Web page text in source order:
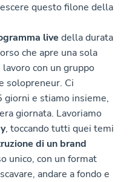
questo filone della
live della durata
che apre una sola
con un gruppo
solopreneur. Ci
giorni e stiamo insieme,
giornata. Lavoriamo
, toccando tutti quei temi
di un brand
unico, con un format
andare a fondo e